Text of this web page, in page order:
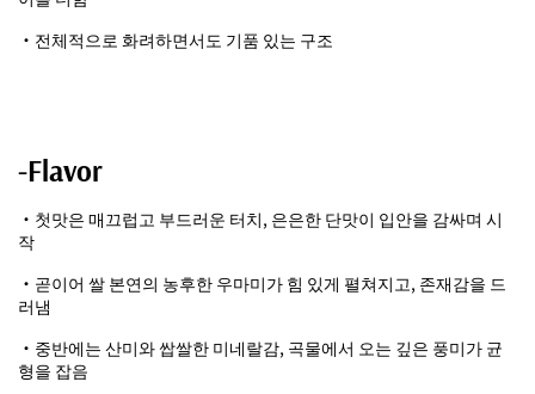
・전체적으로 화려하면서도 기품 있는 구조
-Flavor
・첫맛은 매끄럽고 부드러운 터치, 은은한 단맛이 입안을 감싸며 시
작
・곧이어 쌀 본연의 농후한 우마미가 힘 있게 펼쳐지고, 존재감을 드
러냄
・중반에는 산미와 쌉쌀한 미네랄감, 곡물에서 오는 깊은 풍미가 균
형을 잡음